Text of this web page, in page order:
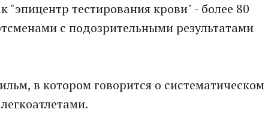
"эпицентр тестирования крови" - более 80
с подозрительными результатами
в котором говорится о систематическом